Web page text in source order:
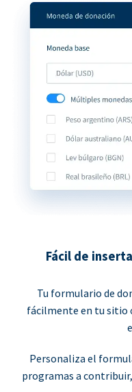
Fácil de
Tu formulario de
fácilmente en tu sitio
Personaliza el
programas a